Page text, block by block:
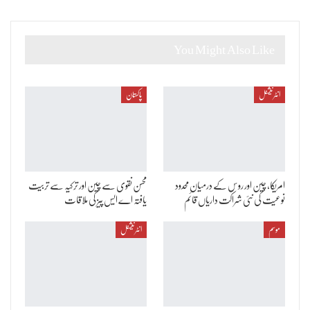
انٹرنیشنل
امریکا، چین اور روس کے درمیان محدود
نوعیت کی نئی شراکت داریاں قائم
پاکستان
محسن نقوی سے چین اور ترکیہ سے تربیت
یافتہ اے ایس پیز کی ملاقات
موسم انٹرنیشنل